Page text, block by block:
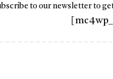
to our newsletter to